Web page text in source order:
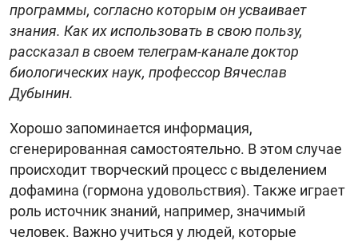
программы, согласно которым он усваивает
знания. Как их использовать в свою пользу,
рассказал в своем телеграм-канале доктор
биологических наук, профессор Вячеслав
Дубынин.
Хорошо запоминается информация,
сгенерированная самостоятельно. В этом случае
происходит творческий процесс с выделением
дофамина (гормона удовольствия). Также играет
роль источник знаний, например, значимый
человек. Важно учиться у людей, которые